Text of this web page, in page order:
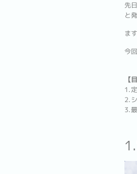
先
と
ま
今
【
1.
2.
3.